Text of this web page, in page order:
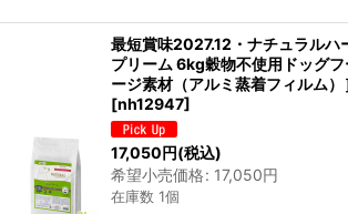
最短賞味2027.12・ナチュラルハ
プリーム 6kg穀物不使用ドッグ
ージ素材（アルミ蒸着フィルム
[nh12947]
17,050円(税込)
希望小売価格: 17,050円
在庫数 1個